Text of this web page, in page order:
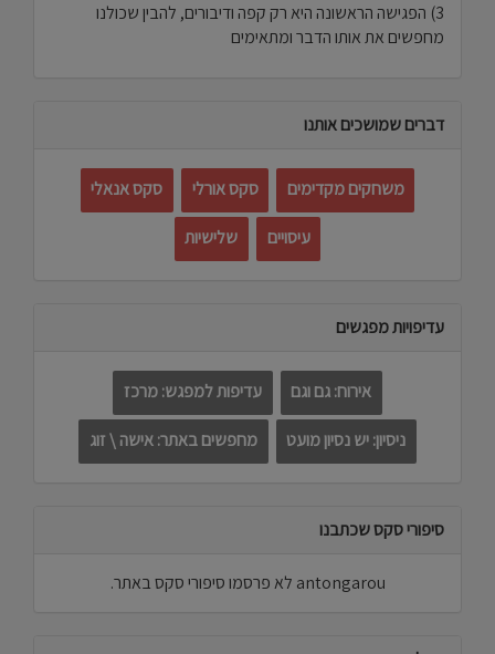
3) הפגישה הראשונה היא רק קפה ודיבורים, להבין שכולנו
מחפשים את אותו הדבר ומתאימים
דברים שמושכים אותנו
משחקים מקדימים סקס אורלי סקס אנאלי
עיסויים שלישיות
עדיפויות מפגשים
אירוח: גם וגם עדיפות למפגש: מרכז
ניסיון: יש נסיון מועט מחפשים באתר: אישה \ זוג
סיפורי סקס שכתבנו
antongarou לא פרסמו סיפורי סקס באתר.